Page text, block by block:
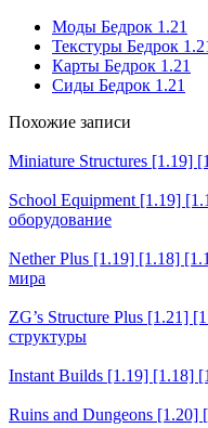
Моды Бедрок 1.21
Текстуры Бедрок
Карты Бедрок 1.21
Сиды Бедрок 1.21
Похожие записи
Miniature Structures [1.19]
School Equipment [1.19]
оборудование
Nether Plus [1.19] [1.18]
мира
ZG’s Structure Plus [1.21]
структуры
Instant Builds [1.19] [1.18]
Ruins and Dungeons